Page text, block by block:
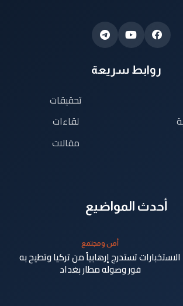
روابط سريعة
تحقيقات
لقاءات
مقالات
أحدث المواضيع
أمن ومجتمع
الاستخبارات تستدرج إرهابياً من تركيا وتطيح به
فور وصوله مطار بغداد